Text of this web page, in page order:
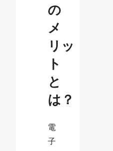
の
メ
リッ
ト
と
は？
電
子